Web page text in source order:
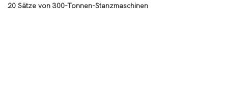
20 Sätze von 300-Tonnen-Stanzmaschinen